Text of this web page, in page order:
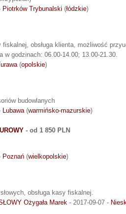
Piotrków Trybunalski (łódzkie)
fiskalnej, obsługa klienta, możliwość
w godzinach: 06.00-14.00; 13.00-21.30.
(opolskie)
budowlanych
Lubawa(warmińsko-mazurskie)
- od 1 850 PLN
Poznań (wielkopolskie)
obsługa kasy fiskalnej.
Ożygała Marek - 2017-09-07 -